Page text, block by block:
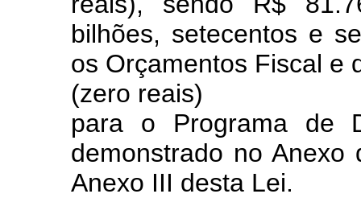
bilhões, setecentos e
os Orçamentos Fiscal e
(zero reais)
para o Programa de
demonstrado no Anexo
Anexo III desta Lei.